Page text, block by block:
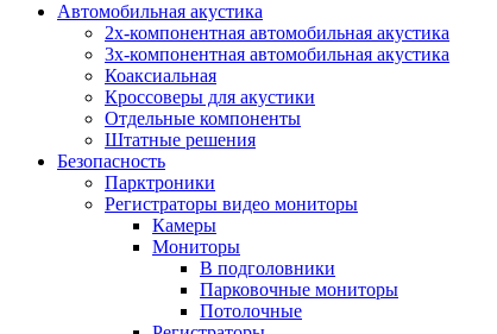
Автомобильная акустика
2х-компонентная автомобильная акустика
3х-компонентная автомобильная акустика
Коаксиальная
Кроссоверы для акустики
Отдельные компоненты
Штатные решения
Безопасность
Парктроники
Регистраторы видео мониторы
Камеры
Мониторы
В подголовники
Парковочные мониторы
Потолочные